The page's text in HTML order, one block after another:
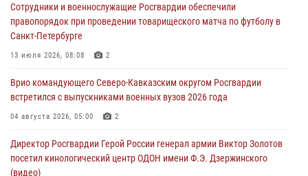
угрожавшего подростку травматическим пистолетом
06 августа 2026, 11:33 1
В Зауралье при содействии СОБР Росгвардии ликвидирована
06 августа 2026, 11:27
В Москве росгвардейцы задержали троих мужчин, устроивших
06 августа 2026, 11:20 1
Сотрудники и военнослужащие Росгвардии обеспечили
правопорядок при проведении товарищеского матча по футболу в
Санкт-Петербурге
13 июля 2026, 08:08 2
Врио командующего Северо-Кавказским округом Росгвардии
встретился с выпускниками военных вузов 2026 года
04 августа 2026, 05:00 2
Директор Росгвардии Герой России генерал армии Виктор Золотов
посетил кинологический центр ОДОН имени Ф.Э. Дзержинского
(видео)